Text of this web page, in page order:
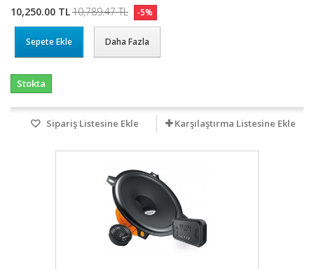
10,250.00 TL10,789.47 TL -5%
Sepete Ekle Daha Fazla
Stokta
Sipariş Listesine Ekle Karşılaştırma Listesine Ekle